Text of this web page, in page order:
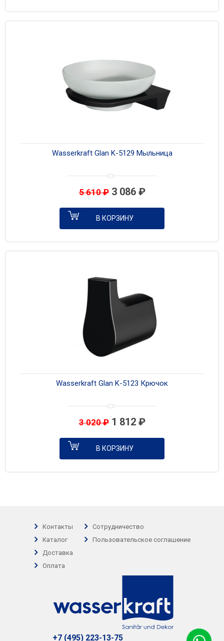
Wasserkraft Glan K-5129 Мыльница
5 610₽ 3 086 ₽
В КОРЗИНУ
Wasserkraft Glan K-5123 Крючок
3 020₽ 1 812 ₽
В КОРЗИНУ
Контакты
Каталог
Доставка
Оплата
Сотрудничество
Пользовательское соглашение
+7 (495) 223-13-75